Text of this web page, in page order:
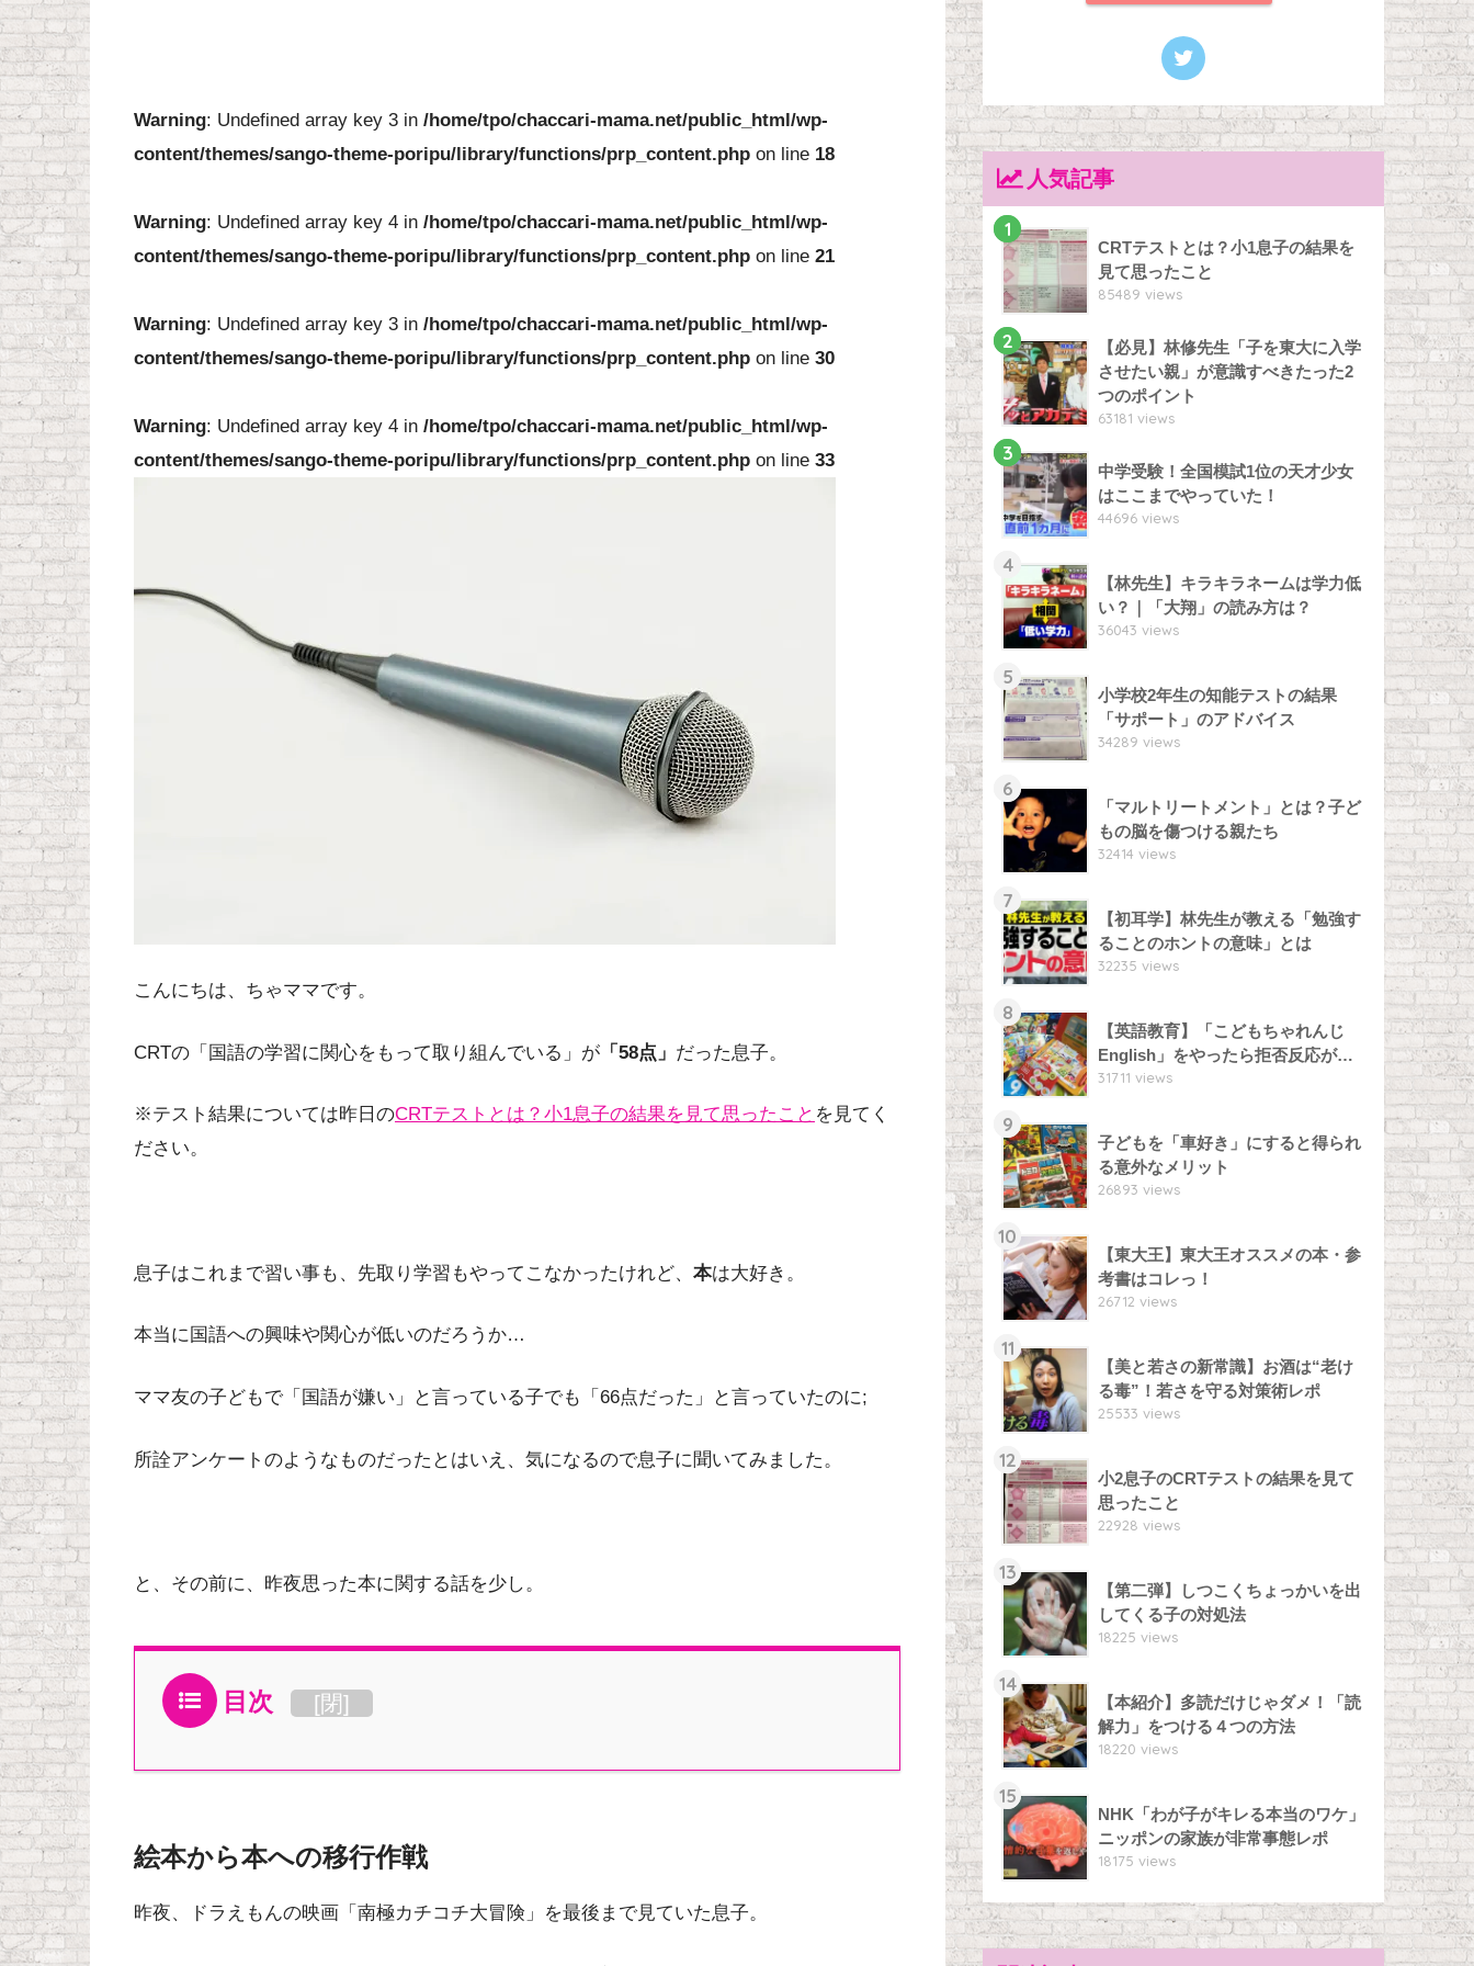
Warning: Undefined array key 3 in /home/tpo/chaccari-mama.net/public_html/wp-
content/themes/sango-theme-poripu/library/functions/prp_content.php on line 18
Warning: Undefined array key 4 in /home/tpo/chaccari-mama.net/public_html/wp-
content/themes/sango-theme-poripu/library/functions/prp_content.php on line 21
Warning: Undefined array key 3 in /home/tpo/chaccari-mama.net/public_html/wp-
content/themes/sango-theme-poripu/library/functions/prp_content.php on line 30
Warning: Undefined array key 4 in /home/tpo/chaccari-mama.net/public_html/wp-
content/themes/sango-theme-poripu/library/functions/prp_content.php on line 33
こんにちは、ちゃママです。
CRTの「国語の学習に関心をもって取り組んでいる」が 「58点」 だった息子。
※テスト結果については昨日のCRTテストとは？小1息子の結果を見て思ったこと を見てく
ださい。
息子はこれまで習い事も、先取り学習もやってこなかったけれど、 本は大好き。
本当に国語への興味や関心が低いのだろうか…
ママ友の子どもで「国語が嫌い」と言っている子でも「66点だった」と言っていたのに;
所詮アンケートのようなものだったとはいえ、気になるので息子に聞いてみました。
と、その前に、昨夜思った本に関する話を少し。
目次 [閉]
絵本から本への移行作戦
昨夜、ドラえもんの映画「南極カチコチ大冒険」を最後まで見ていた息子。
人気記事
1
CRTテストとは？小1息子の結果を
見て思ったこと
85489 views
2
【必見】林修先生「子を東大に入学
させたい親」が意識すべきたった2
つのポイント
63181 views
3
中学受験！全国模試1位の天才少女
はここまでやっていた！
44696 views
4
【林先生】キラキラネームは学力低
い？｜「大翔」の読み方は？
36043 views
5
小学校2年生の知能テストの結果
「サポート」のアドバイス
34289 views
6
「マルトリートメント」とは？子ど
もの脳を傷つける親たち
32414 views
7
【初耳学】林先生が教える「勉強す
ることのホントの意味」とは
32235 views
8
【英語教育】「こどもちゃれんじ
English」をやったら拒否反応が…
31711 views
9
子どもを「車好き」にすると得られ
る意外なメリット
26893 views
10
【東大王】東大王オススメの本・参
考書はコレっ！
26712 views
11
【美と若さの新常識】お酒は“老け
る毒”！若さを守る対策術レポ
25533 views
12
小2息子のCRTテストの結果を見て
思ったこと
22928 views
13
【第二弾】しつこくちょっかいを出
してくる子の対処法
18225 views
14
【本紹介】多読だけじゃダメ！「読
解力」をつける４つの方法
18220 views
15
NHK「わが子がキレる本当のワケ」
ニッポンの家族が非常事態レポ
18175 views